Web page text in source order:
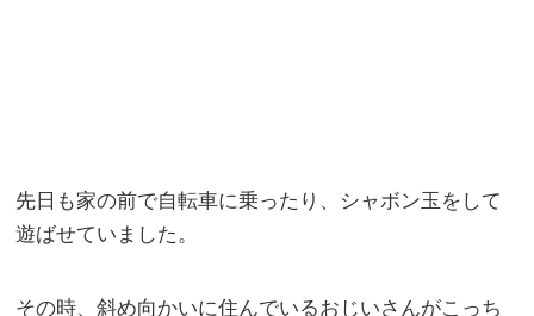
先日も家の前で自転車に乗ったり、シャボン玉をして
遊ばせていました。
その時、斜め向かいに住んでいるおじいさんがこっち